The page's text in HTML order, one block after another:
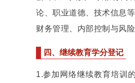
论、职业道德、技术信息
财务管理、内部控制与风
四、继续教育学分登记
1.参加网络继续教育培训